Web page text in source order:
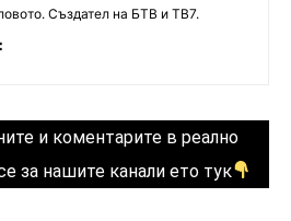
Създател на БТВ и ТВ7.
и коментарите в реално
за нашите канали ето тук